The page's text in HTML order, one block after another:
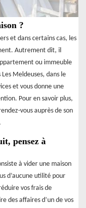
?
et dans certains cas, les
Autrement dit, il
ou immeuble
Meldeuses, dans le
et vous donne une
Pour en savoir plus,
vous auprès de son
pensez à
à vider une maison
d’aucune utilité pour
vos frais de
des affaires d’un de vos